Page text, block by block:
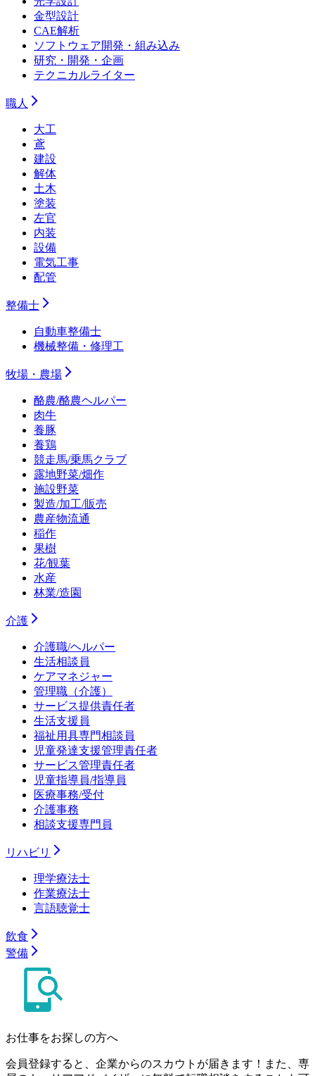
金型設計
CAE解析
ソフトウェア開発・組み込み
研究・開発・企画
テクニカルライター
職人
大工
鳶
建設
解体
土木
塗装
左官
内装
設備
電気工事
配管
整備士
自動車整備士
機械整備・修理工
牧場・農場
酪農/酪農ヘルパー
肉牛
養豚
養鶏
競走馬/乗馬クラブ
露地野菜/畑作
施設野菜
製造/加工/販売
農産物流通
稲作
果樹
花/観葉
水産
林業/造園
介護
介護職/ヘルパー
生活相談員
ケアマネジャー
管理職（介護）
サービス提供責任者
生活支援員
福祉用具専門相談員
児童発達支援管理責任者
サービス管理責任者
児童指導員/指導員
医療事務/受付
介護事務
相談支援専門員
リハビリ
理学療法士
作業療法士
言語聴覚士
飲食
警備
お仕事をお探しの方へ
会員登録すると、企業からのスカウトが届きます！また、専